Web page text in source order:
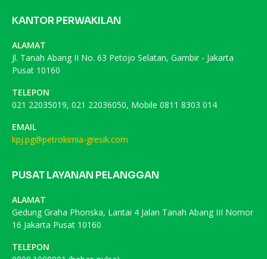
KANTOR PERWAKILAN
ALAMAT
Jl. Tanah Abang II No. 63 Petojo Selatan, Gambir - Jakarta
Pusat 10160
TELEPON
021 22035019, 021 22036050, Mobile 0811 8303 014
EMAIL
kpj.pg@petrokimia-gresik.com
PUSAT LAYANAN PELANGGAN
ALAMAT
Gedung Graha Phonska, Lantai 4 Jalan Tanah Abang III Nomor
16 Jakarta Pusat 10160
TELEPON